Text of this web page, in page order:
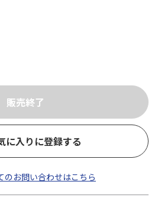
に入りに登録する
のお問い合わせはこちら